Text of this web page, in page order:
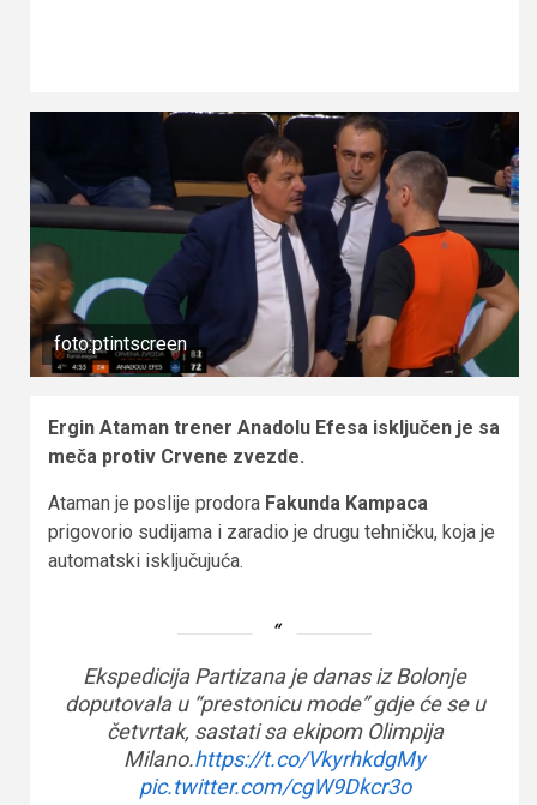
foto:ptintscreen
Ergin Ataman trener Anadolu Efesa isključen je sa
meča protiv Crvene zvezde.
Ataman je poslije prodora Fakunda Kampaca
prigovorio sudijama i zaradio je drugu tehničku, koja je
automatski isključujuća.
Еkspedicija Partizana je danas iz Bolonje
doputovala u “prestonicu mode” gdje će se u
četvrtak, sastati sa ekipom Olimpija
Milano.https://t.co/VkyrhkdgMy
pic.twitter.com/cgW9Dkcr3o